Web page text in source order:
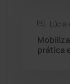
Lúcia
prática